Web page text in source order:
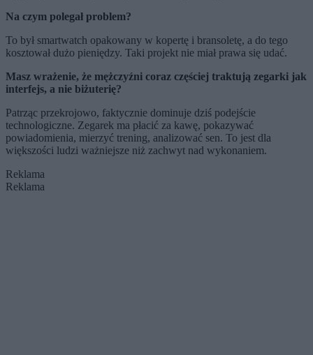
Na czym polegał problem?
To był smartwatch opakowany w kopertę i bransoletę, a do tego
kosztował dużo pieniędzy. Taki projekt nie miał prawa się udać.
Masz wrażenie, że mężczyźni coraz częściej traktują zegarki jak
interfejs, a nie biżuterię?
Patrząc przekrojowo, faktycznie dominuje dziś podejście
technologiczne. Zegarek ma płacić za kawę, pokazywać
powiadomienia, mierzyć trening, analizować sen. To jest dla
większości ludzi ważniejsze niż zachwyt nad wykonaniem.
Reklama
Reklama